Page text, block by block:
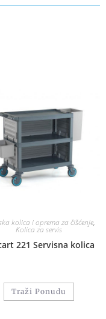
kolica i oprema za čišćenje,
Kolica za servis
221 Servisna kolica
Traži Ponudu